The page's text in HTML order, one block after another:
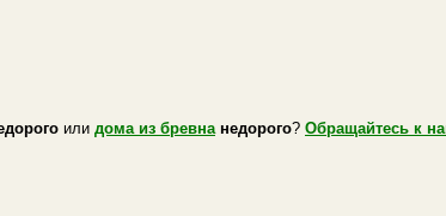
или дома из бревнанедорого? Обращайтесь к